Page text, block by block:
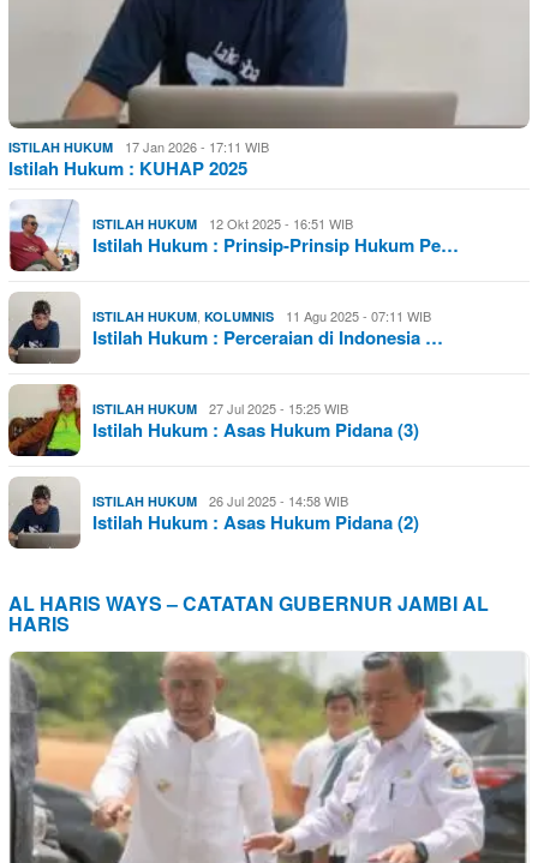
ISTILAH HUKUM 17 Jan 2026 - 17:11 WIB
Istilah Hukum : KUHAP 2025
ISTILAH HUKUM 12 Okt 2025 - 16:51 WIB
Istilah Hukum : Prinsip-Prinsip Hukum Pe…
ISTILAH HUKUM, KOLUMNIS 11 Agu 2025 - 07:11 WIB
Istilah Hukum : Perceraian di Indonesia …
ISTILAH HUKUM 27 Jul 2025 - 15:25 WIB
Istilah Hukum : Asas Hukum Pidana (3)
ISTILAH HUKUM 26 Jul 2025 - 14:58 WIB
Istilah Hukum : Asas Hukum Pidana (2)
AL HARIS WAYS – CATATAN GUBERNUR JAMBI AL
HARIS